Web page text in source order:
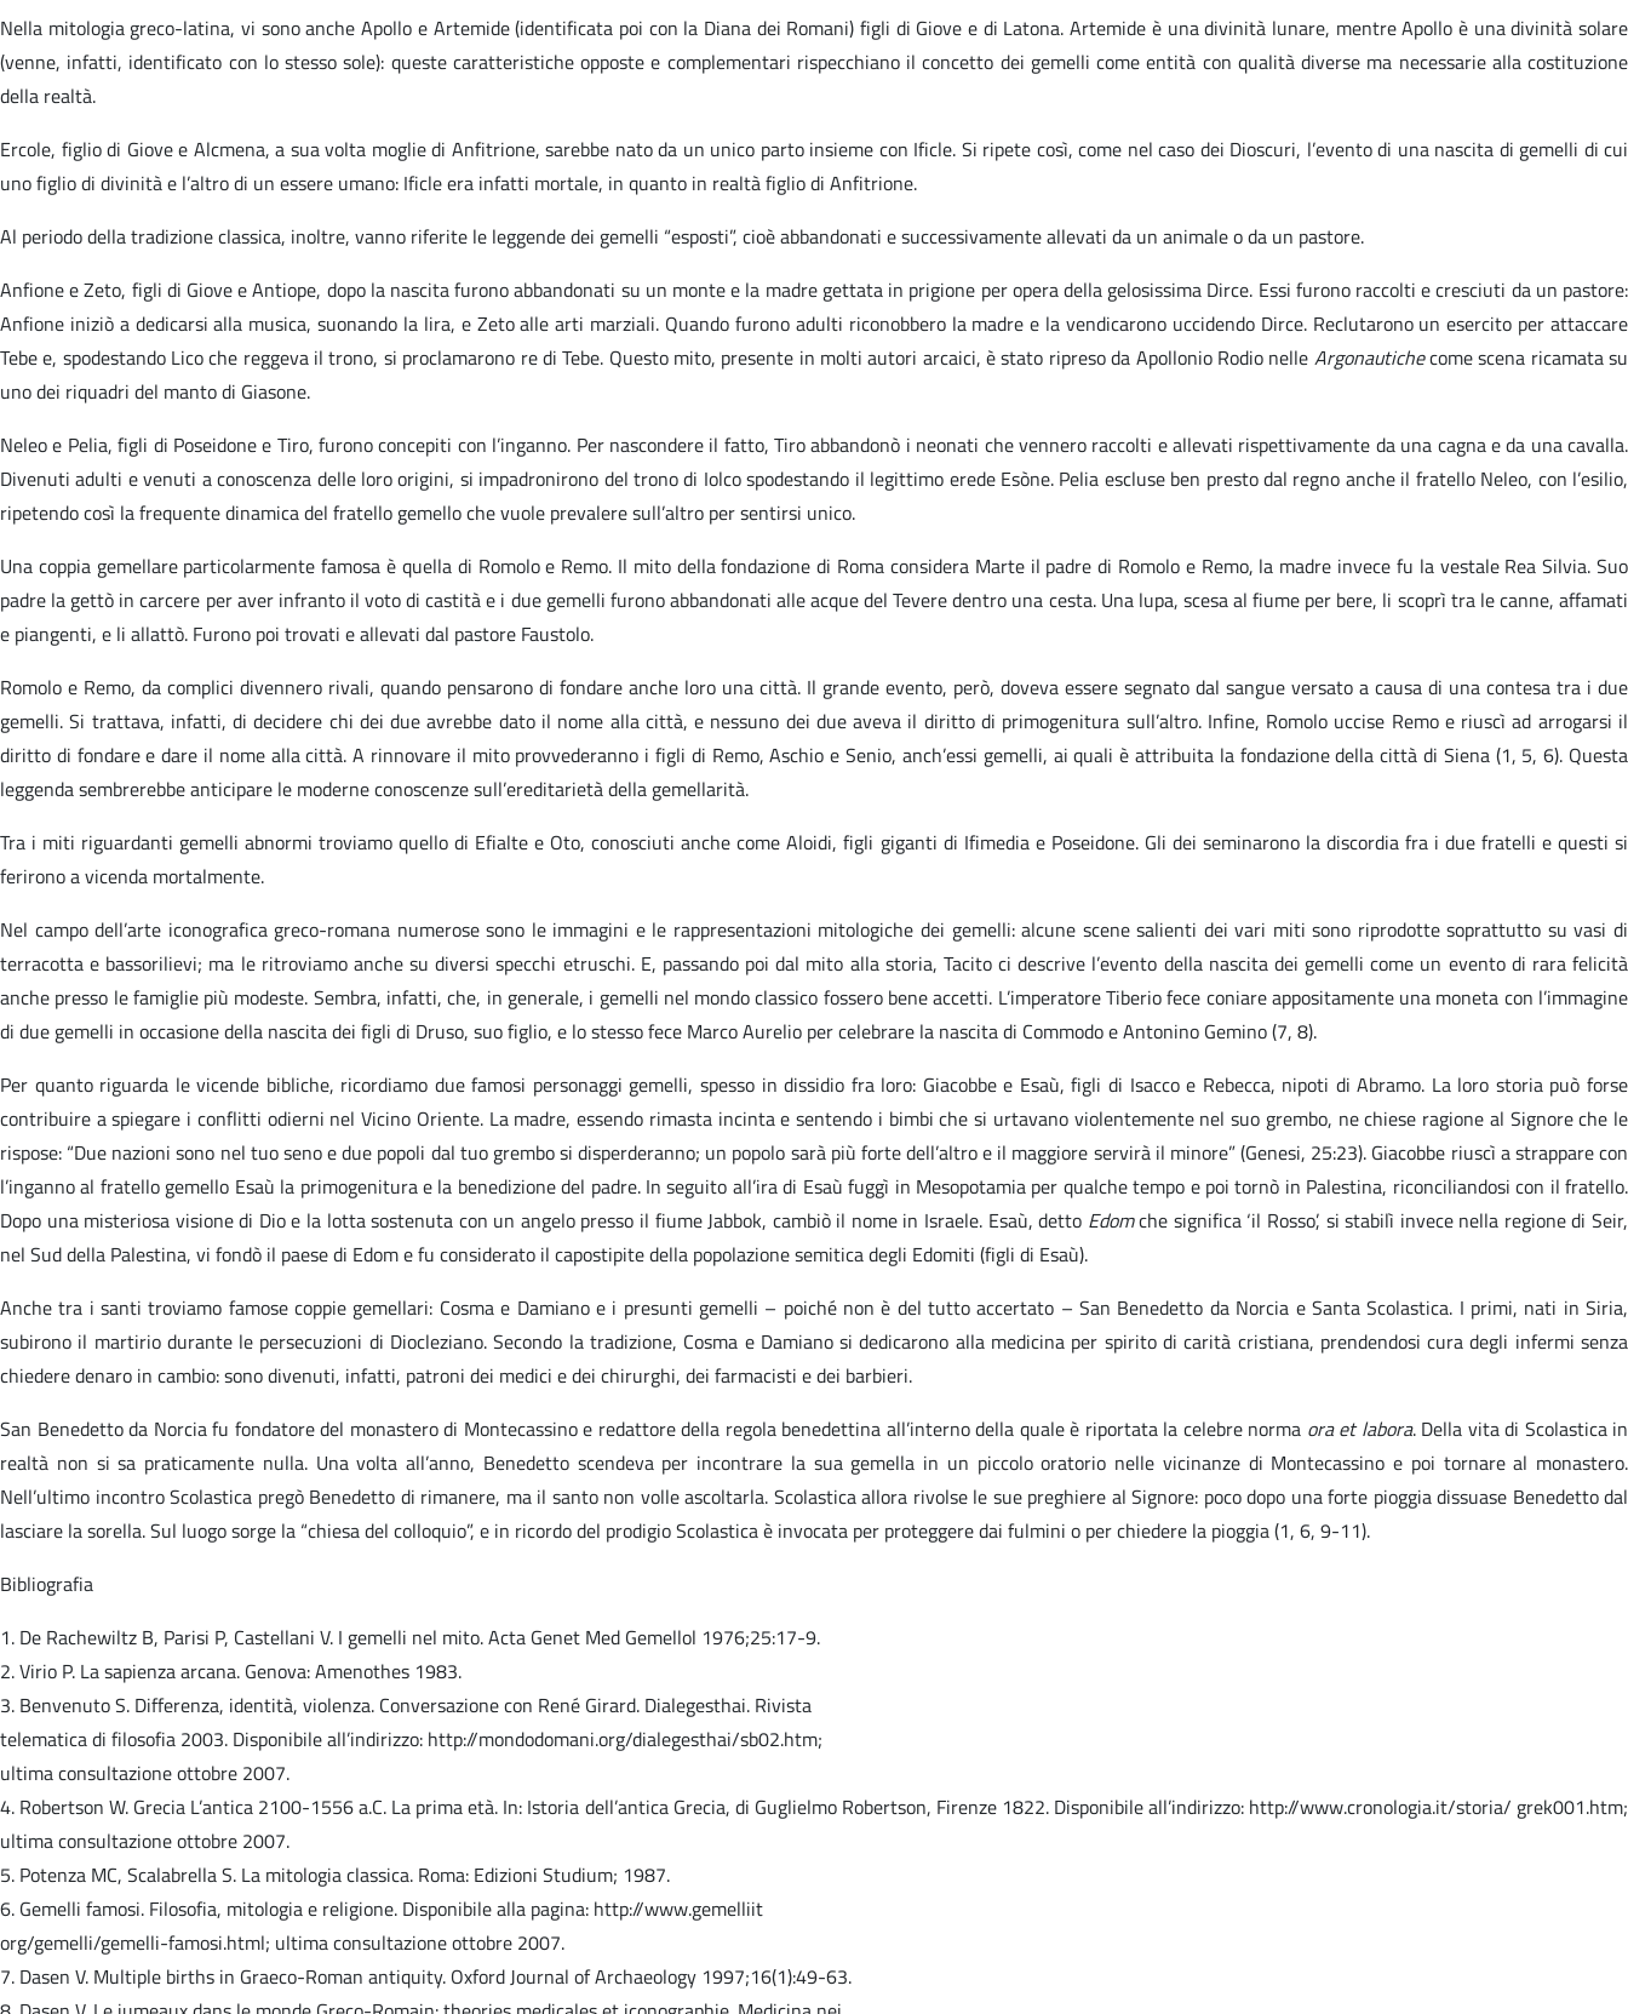
Nella mitologia greco-latina, vi sono anche Apollo e Artemide (identificata poi con la Diana dei Romani) figli di Giove e di Latona. Artemide è una divinità lunare, mentre Apollo è una divinità solare
(venne, infatti, identificato con lo stesso sole): queste caratteristiche opposte e complementari rispecchiano il concetto dei gemelli come entità con qualità diverse ma necessarie alla costituzione
della realtà.
Ercole, figlio di Giove e Alcmena, a sua volta moglie di Anfitrione, sarebbe nato da un unico parto insieme con Ificle. Si ripete così, come nel caso dei Dioscuri, l’evento di una nascita di gemelli di cui
uno figlio di divinità e l’altro di un essere umano: Ificle era infatti mortale, in quanto in realtà figlio di Anfitrione.
Al periodo della tradizione classica, inoltre, vanno riferite le leggende dei gemelli “esposti”, cioè abbandonati e successivamente allevati da un animale o da un pastore.
Anfione e Zeto, figli di Giove e Antiope, dopo la nascita furono abbandonati su un monte e la madre gettata in prigione per opera della gelosissima Dirce. Essi furono raccolti e cresciuti da un pastore:
Anfione iniziò a dedicarsi alla musica, suonando la lira, e Zeto alle arti marziali. Quando furono adulti riconobbero la madre e la vendicarono uccidendo Dirce. Reclutarono un esercito per attaccare
Tebe e, spodestando Lico che reggeva il trono, si proclamarono re di Tebe. Questo mito, presente in molti autori arcaici, è stato ripreso da Apollonio Rodio nelle Argonautichecome scena ricamata su
uno dei riquadri del manto di Giasone.
Neleo e Pelia, figli di Poseidone e Tiro, furono concepiti con l’inganno. Per nascondere il fatto, Tiro abbandonò i neonati che vennero raccolti e allevati rispettivamente da una cagna e da una cavalla.
Divenuti adulti e venuti a conoscenza delle loro origini, si impadronirono del trono di Iolco spodestando il legittimo erede Esòne. Pelia escluse ben presto dal regno anche il fratello Neleo, con l’esilio,
ripetendo così la frequente dinamica del fratello gemello che vuole prevalere sull’altro per sentirsi unico.
Una coppia gemellare particolarmente famosa è quella di Romolo e Remo. Il mito della fondazione di Roma considera Marte il padre di Romolo e Remo, la madre invece fu la vestale Rea Silvia. Suo
padre la gettò in carcere per aver infranto il voto di castità e i due gemelli furono abbandonati alle acque del Tevere dentro una cesta. Una lupa, scesa al fiume per bere, li scoprì tra le canne, affamati
e piangenti, e li allattò. Furono poi trovati e allevati dal pastore Faustolo.
Romolo e Remo, da complici divennero rivali, quando pensarono di fondare anche loro una città. Il grande evento, però, doveva essere segnato dal sangue versato a causa di una contesa tra i due
gemelli. Si trattava, infatti, di decidere chi dei due avrebbe dato il nome alla città, e nessuno dei due aveva il diritto di primogenitura sull’altro. Infine, Romolo uccise Remo e riuscì ad arrogarsi il
diritto di fondare e dare il nome alla città. A rinnovare il mito provvederanno i figli di Remo, Aschio e Senio, anch’essi gemelli, ai quali è attribuita la fondazione della città di Siena (1, 5, 6). Questa
leggenda sembrerebbe anticipare le moderne conoscenze sull’ereditarietà della gemellarità.
Tra i miti riguardanti gemelli abnormi troviamo quello di Efialte e Oto, conosciuti anche come Aloidi, figli giganti di Ifimedia e Poseidone. Gli dei seminarono la discordia fra i due fratelli e questi si
ferirono a vicenda mortalmente.
Nel campo dell’arte iconografica greco-romana numerose sono le immagini e le rappresentazioni mitologiche dei gemelli: alcune scene salienti dei vari miti sono riprodotte soprattutto su vasi di
terracotta e bassorilievi; ma le ritroviamo anche su diversi specchi etruschi. E, passando poi dal mito alla storia, Tacito ci descrive l’evento della nascita dei gemelli come un evento di rara felicità
anche presso le famiglie più modeste. Sembra, infatti, che, in generale, i gemelli nel mondo classico fossero bene accetti. L’imperatore Tiberio fece coniare appositamente una moneta con l’immagine
di due gemelli in occasione della nascita dei figli di Druso, suo figlio, e lo stesso fece Marco Aurelio per celebrare la nascita di Commodo e Antonino Gemino (7, 8).
Per quanto riguarda le vicende bibliche, ricordiamo due famosi personaggi gemelli, spesso in dissidio fra loro: Giacobbe e Esaù, figli di Isacco e Rebecca, nipoti di Abramo. La loro storia può forse
contribuire a spiegare i conflitti odierni nel Vicino Oriente. La madre, essendo rimasta incinta e sentendo i bimbi che si urtavano violentemente nel suo grembo, ne chiese ragione al Signore che le
rispose: “Due nazioni sono nel tuo seno e due popoli dal tuo grembo si disperderanno; un popolo sarà più forte dell’altro e il maggiore servirà il minore” (Genesi, 25:23). Giacobbe riuscì a strappare con
l’inganno al fratello gemello Esaù la primogenitura e la benedizione del padre. In seguito all’ira di Esaù fuggì in Mesopotamia per qualche tempo e poi tornò in Palestina, riconciliandosi con il fratello.
Dopo una misteriosa visione di Dio e la lotta sostenuta con un angelo presso il fiume Jabbok, cambiò il nome in Israele. Esaù, detto Edomche significa ‘il Rosso’, si stabilì invece nella regione di Seir,
nel Sud della Palestina, vi fondò il paese di Edom e fu considerato il capostipite della popolazione semitica degli Edomiti (figli di Esaù).
Anche tra i santi troviamo famose coppie gemellari: Cosma e Damiano e i presunti gemelli – poiché non è del tutto accertato – San Benedetto da Norcia e Santa Scolastica. I primi, nati in Siria,
subirono il martirio durante le persecuzioni di Diocleziano. Secondo la tradizione, Cosma e Damiano si dedicarono alla medicina per spirito di carità cristiana, prendendosi cura degli infermi senza
chiedere denaro in cambio: sono divenuti, infatti, patroni dei medici e dei chirurghi, dei farmacisti e dei barbieri.
San Benedetto da Norcia fu fondatore del monastero di Montecassino e redattore della regola benedettina all’interno della quale è riportata la celebre norma ora et labora. Della vita di Scolastica in
realtà non si sa praticamente nulla. Una volta all’anno, Benedetto scendeva per incontrare la sua gemella in un piccolo oratorio nelle vicinanze di Montecassino e poi tornare al monastero.
Nell’ultimo incontro Scolastica pregò Benedetto di rimanere, ma il santo non volle ascoltarla. Scolastica allora rivolse le sue preghiere al Signore: poco dopo una forte pioggia dissuase Benedetto dal
lasciare la sorella. Sul luogo sorge la “chiesa del colloquio”, e in ricordo del prodigio Scolastica è invocata per proteggere dai fulmini o per chiedere la pioggia (1, 6, 9-11).
Bibliografia
1. De Rachewiltz B, Parisi P, Castellani V. I gemelli nel mito. Acta Genet Med Gemellol 1976;25:17-9.
2. Virio P. La sapienza arcana. Genova: Amenothes 1983.
3. Benvenuto S. Differenza, identità, violenza. Conversazione con René Girard. Dialegesthai. Rivista
telematica di filosofia 2003. Disponibile all’indirizzo: http://mondodomani.org/dialegesthai/sb02.htm;
ultima consultazione ottobre 2007.
4. Robertson W. Grecia L’antica 2100-1556 a.C. La prima età. In: Istoria dell’antica Grecia, di Guglielmo Robertson, Firenze 1822. Disponibile all’indirizzo: http://www.cronologia.it/storia/ grek001.htm;
ultima consultazione ottobre 2007.
5. Potenza MC, Scalabrella S. La mitologia classica. Roma: Edizioni Studium; 1987.
6. Gemelli famosi. Filosofia, mitologia e religione. Disponibile alla pagina: http://www.gemelliit
org/gemelli/gemelli-famosi.html; ultima consultazione ottobre 2007.
7. Dasen V. Multiple births in Graeco-Roman antiquity. Oxford Journal of Archaeology 1997;16(1):49-63.